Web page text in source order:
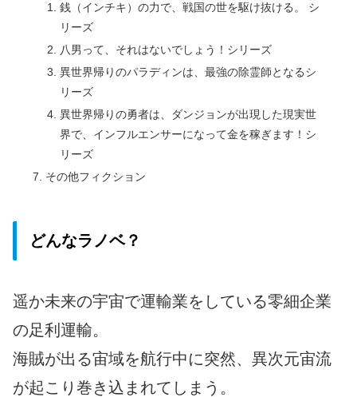
銭（インチキ）の力で、戦国の世を駆け抜ける。 シ
リーズ
八男って、それはないでしょう！シリーズ
異世界帰りのパラディンは、最強の除霊師となるシ
リーズ
異世界帰りの勇者は、ダンジョンが出現した現実世
界で、インフルエンサーになって金を稼ぎます！シ
リーズ
その他フィクション
どんなラノベ？
遥か未来の宇宙で運輸業をしている零細企業
の足利運輸。
海賊が出る宙域を航行中に突然、異次元宙流
が起こり巻き込まれてしまう。